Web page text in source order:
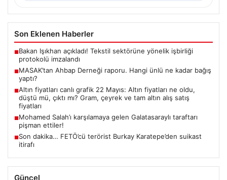
Son Eklenen Haberler
■Bakan Işıkhan açıkladı! Tekstil sektörüne yönelik işbirliği
protokolü imzalandı
■MASAK’tan Ahbap Derneği raporu. Hangi ünlü ne kadar bağış
yaptı?
■Altın fiyatları canlı grafik 22 Mayıs: Altın fiyatları ne oldu,
düştü mü, çıktı mı? Gram, çeyrek ve tam altın alış satış
fiyatları
■Mohamed Salah’ı karşılamaya gelen Galatasaraylı taraftarı
pişman ettiler!
■Son dakika… FETÖ’cü terörist Burkay Karatepe’den suikast
itirafı
Güncel